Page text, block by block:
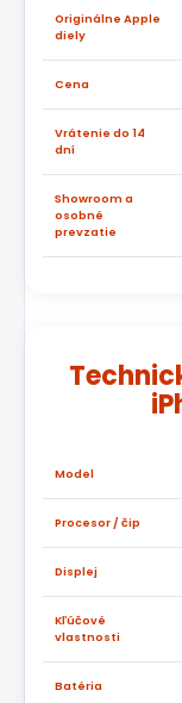
Originálne Apple
diely
Cena
Vrátenie do 14
dní
Showroom a
osobné
prevzatie
Model
Procesor / čip
Displej
Kľúčové
vlastnosti
Batéria